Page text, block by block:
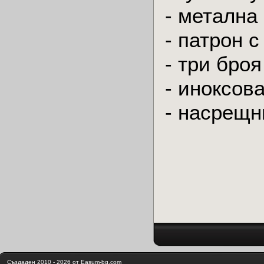
- метална
- патрон
- три
-
-
Създаден 2010 - 2026 от Easum-bg.com